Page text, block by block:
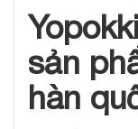
sản
hàn